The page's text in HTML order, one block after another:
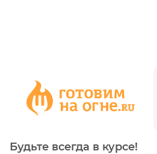
Будьте всегда в курсе!